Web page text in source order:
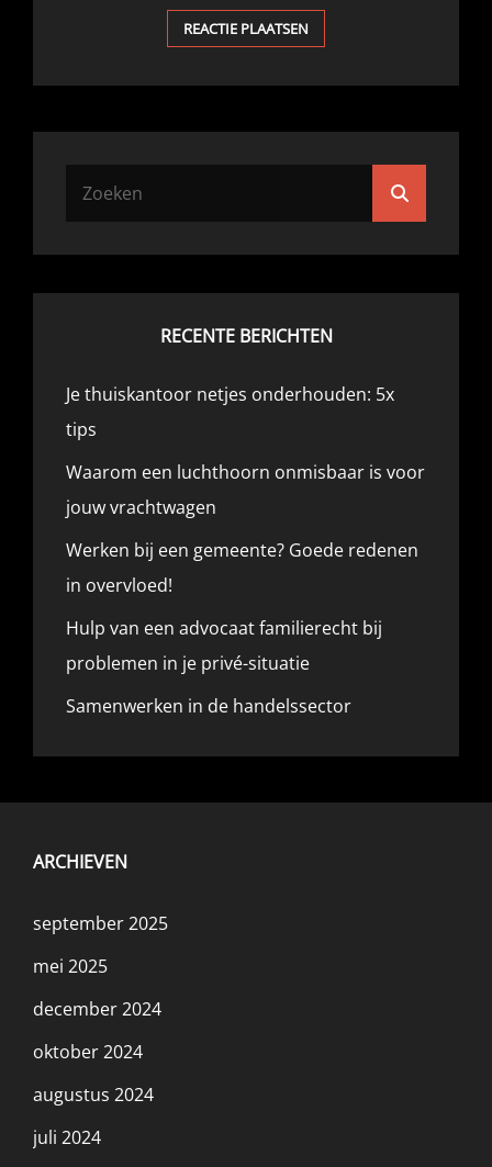
RECENTE BERICHTEN
Je thuiskantoor netjes onderhouden: 5x
tips
Waarom een luchthoorn onmisbaar is voor
jouw vrachtwagen
Werken bij een gemeente? Goede redenen
in overvloed!
Hulp van een advocaat familierecht bij
problemen in je privé-situatie
Samenwerken in de handelssector
ARCHIEVEN
september 2025
mei 2025
december 2024
oktober 2024
augustus 2024
juli 2024